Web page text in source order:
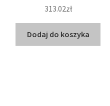
313.02zł
Dodaj do koszyka